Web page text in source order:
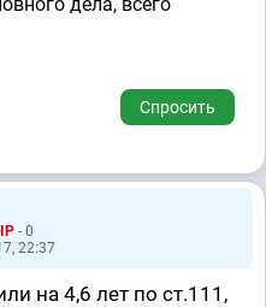
Спросить
- 0
22:37
на 4,6 лет по ст.111,